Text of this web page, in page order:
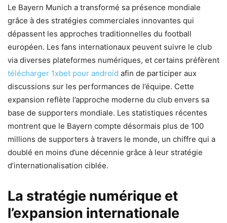
Le Bayern Munich a transformé sa présence mondiale
grâce à des stratégies commerciales innovantes qui
dépassent les approches traditionnelles du football
européen. Les fans internationaux peuvent suivre le club
via diverses plateformes numériques, et certains préfèrent
télécharger 1xbet pour android afin de participer aux
discussions sur les performances de l’équipe. Cette
expansion reflète l’approche moderne du club envers sa
base de supporters mondiale. Les statistiques récentes
montrent que le Bayern compte désormais plus de 100
millions de supporters à travers le monde, un chiffre qui a
doublé en moins d’une décennie grâce à leur stratégie
d’internationalisation ciblée.
La stratégie numérique et
l’expansion internationale